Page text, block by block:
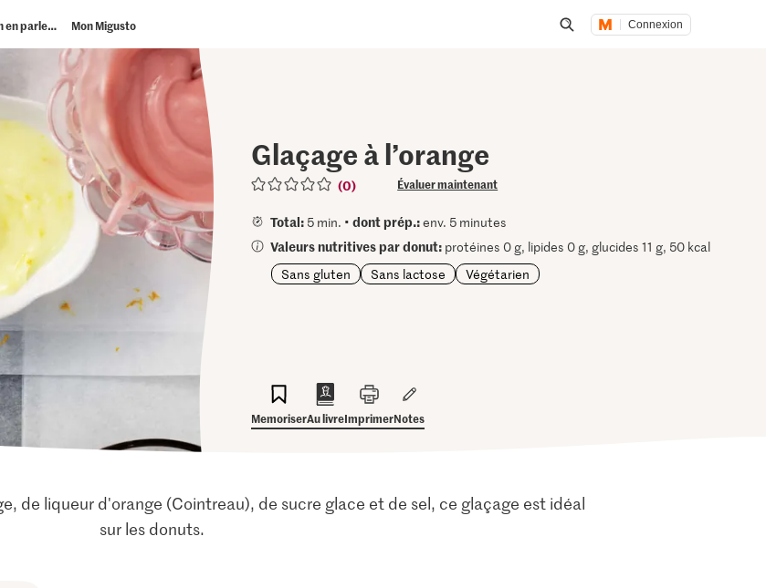
en parle… Mon Migusto Connexion
Glaçage à l’orange
(0) Évaluer maintenant
Total: 5 min. •dont prép.:env. 5 minutes
Valeurs nutritives par donut: protéines 0 g, lipides 0 g, glucides 11 g, 50 kcal
Sans gluten
Sans lactose Végétarien
MemoriserAu livreImprimerNotes
de liqueur d'orange (Cointreau), de sucre glace et de sel, ce glaçage est idéal
sur les donuts.